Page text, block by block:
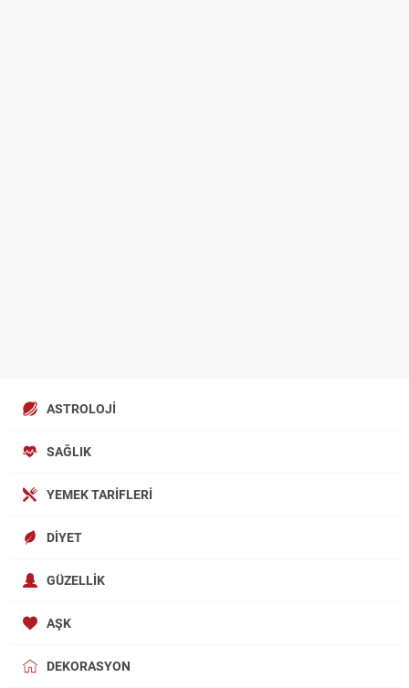
ASTROLOJI
SAĞLIK
YEMEK TARIFLERI
DIYET
GÜZELLIK
AŞK
DEKORASYON